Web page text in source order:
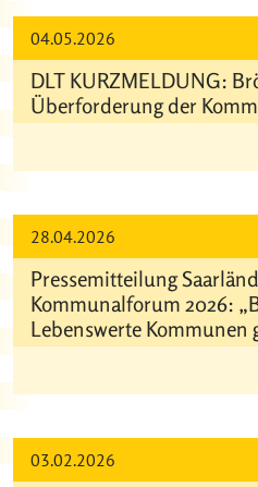
04.05.2026
DLT KURZMELDUNG:
Überforderung der
28.04.2026
Pressemitteilung
Kommunalforum 2026:
Lebenswerte Kommunen
03.02.2026